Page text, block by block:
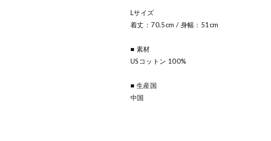
Lサイズ
着丈：70.5cm / 身幅：51cm
■ 素材
USコットン 100%
■ 生産国
中国